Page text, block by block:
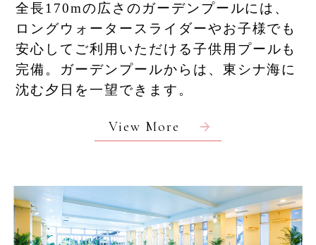
報 沖縄の幻の氷菓「ロンロン」をウェルカム
サービスとして提供
【2
全長170mの広さのガーデンプールには、
ロングウォータースライダーやお子様でも
安心してご利用いただける子供用 プールも
完備。ガーデンプールからは、東シナ海に
沈む夕日を一望できます。
View More